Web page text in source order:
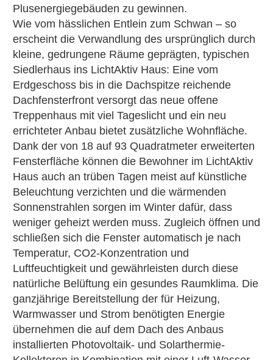
Plusenergiegebäuden zu gewinnen.
Wie vom hässlichen Entlein zum Schwan – so
erscheint die Verwandlung des ursprünglich durch
kleine, gedrungene Räume geprägten, typischen
Siedlerhaus ins LichtAktiv Haus: Eine vom
Erdgeschoss bis in die Dachspitze reichende
Dachfensterfront versorgt das neue offene
Treppenhaus mit viel Tageslicht und ein neu
errichteter Anbau bietet zusätzliche Wohnfläche.
Dank der von 18 auf 93 Quadratmeter erweiterten
Fensterfläche können die Bewohner im LichtAktiv
Haus auch an trüben Tagen meist auf künstliche
Beleuchtung verzichten und die wärmenden
Sonnenstrahlen sorgen im Winter dafür, dass
weniger geheizt werden muss. Zugleich öffnen und
schließen sich die Fenster automatisch je nach
Temperatur, CO2-Konzentration und
Luftfeuchtigkeit und gewährleisten durch diese
natürliche Belüftung ein gesundes Raumklima. Die
ganzjährige Bereitstellung der für Heizung,
Warmwasser und Strom benötigten Energie
übernehmen die auf dem Dach des Anbaus
installierten Photovoltaik- und Solarthermie-